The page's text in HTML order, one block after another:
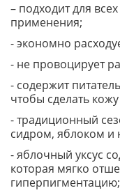
– подходит для
применения;
- экономно
- не провоцирует
- содержит
чтобы сделать
- традиционный
сидром, яблоком и
- яблочный уксус
которая мягко
гиперпигментацию;